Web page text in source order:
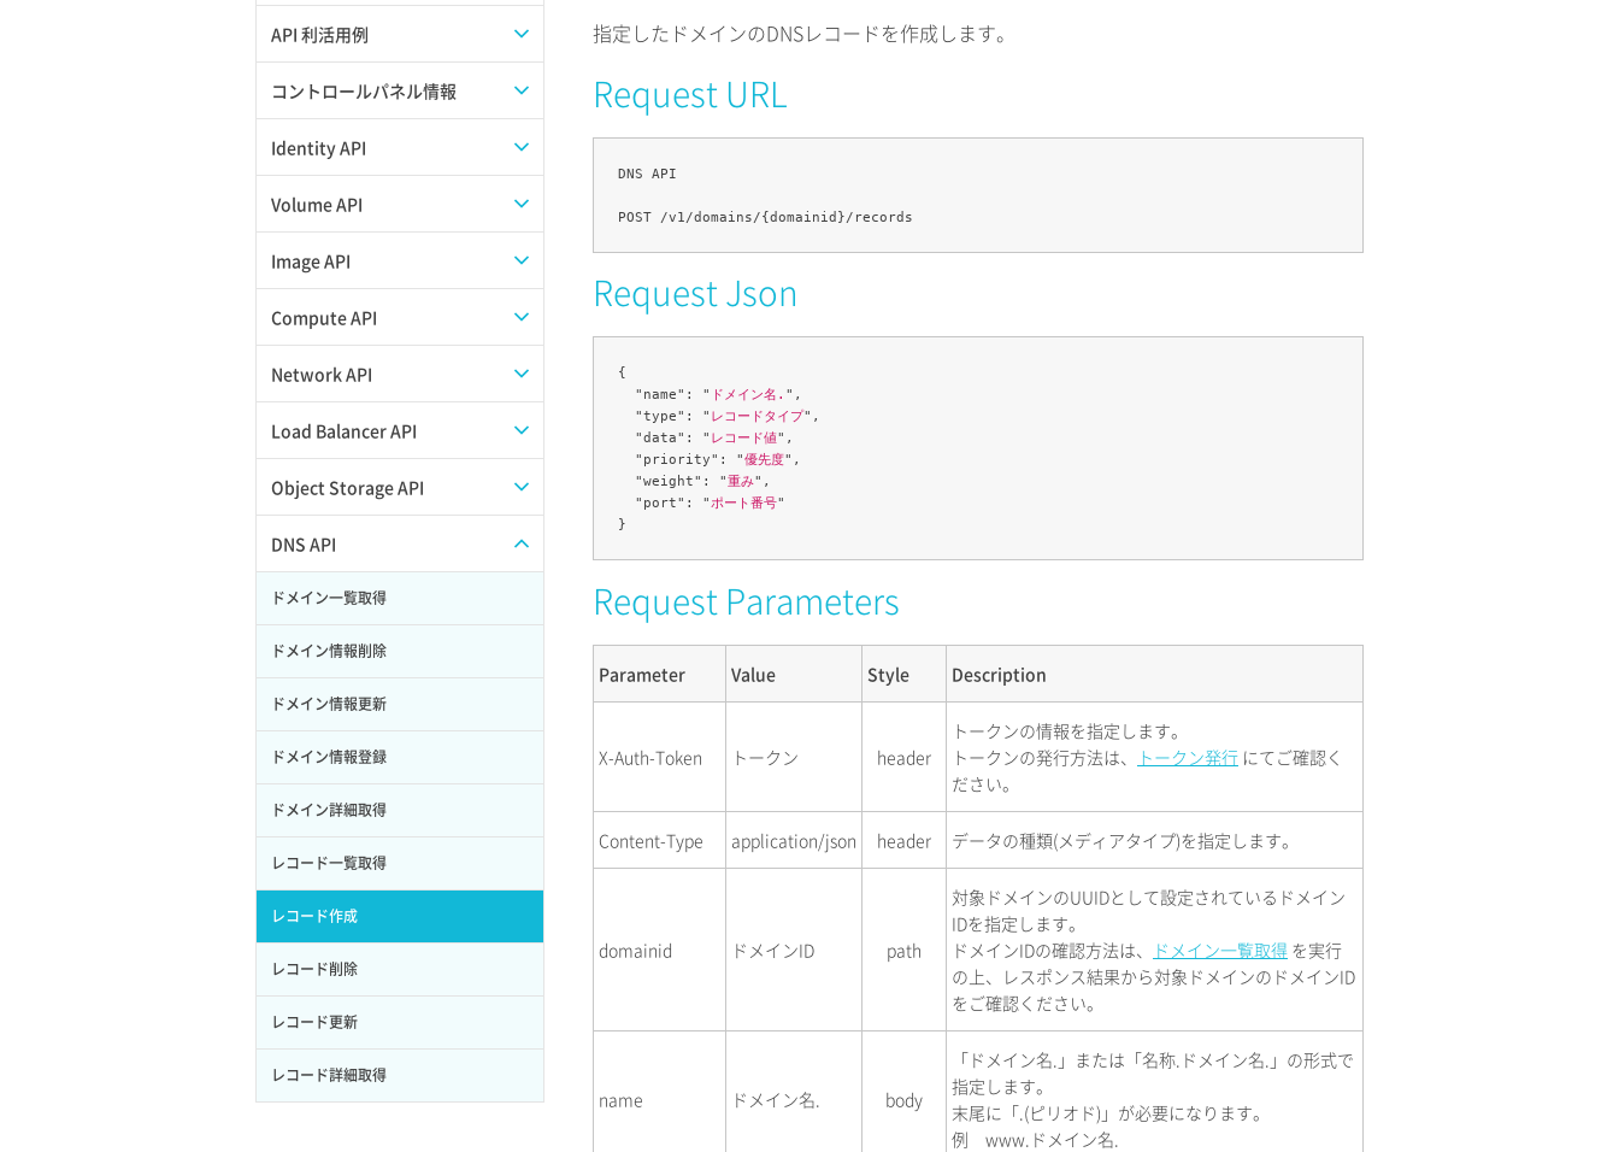
APIのご利用について
API 利活用例
APIでAPIサブユーザーを作成する
APIでVPSにISOイメージを挿入する
APIでVPSを作成する
コントロールパネル情報
APIユーザーを作成する
API情報を確認する
Identity API
Credential一覧取得
Credential作成
Credential削除
サブユーザーにロールを紐づけ
サブユーザー一覧取得
サブユーザー作成
サブユーザー削除
サブユーザー更新
サブユーザー詳細取得
トークン発行
パーミッション一覧取得
ロールからパーミッションを紐づけ解
除
ロールにパーミッションを紐づけ
ロール一覧取得
ロール作成
Volume API
スナップショット一覧取得
スナップショット作成
スナップショット削除
スナップショット詳細取得（アイテム
指定）
バックアップリストア
バックアップ一覧取得
バックアップ詳細一覧取得
バックアップ詳細取得
ボリュームイメージ保存
ボリュームタイプ一覧取得
ボリュームタイプ詳細取得
ボリューム一覧取得
ボリューム作成
ボリューム削除
Image API
ISOイメージアップロード
ISOイメージ作成
イメージ一覧取得
イメージ保存容量変更
イメージ削除
イメージ詳細取得
Compute API
ISOイメージ挿入/排出
SSHキーペア一覧取得
SSHキーペア作成
トワーク指定）
サーバーに紐づくセキュリティグルー
プ取得
サーバープラン一覧取得
Network API
QoSポリシー一覧取得
QoSポリシー詳細取得
サブネット一覧取得
サブネット作成（ローカルネットワー
ク用）
サブネット削除（ローカルネットワー
ク用）
サブネット詳細取得
セキュリティグループ ルール一覧取得
セキュリティグループ ルール作成
セキュリティグループ ルール削除
セキュリティグループ ルール詳細取得
セキュリティグループ一覧取得
セキュリティグループ作成
セキュリティグループ削除
Load Balancer API
プール一覧取得
プール作成
プール削除
プール更新
プール詳細取得
ヘルスモニタ一覧取得
ヘルスモニタ作成
ヘルスモニタ削除
ヘルスモニタ更新
ヘルスモニタ詳細取得
メンバー一覧
メンバー削除
Object Storage API
Web公開
アカウント容量設定
アカウント情報取得
オブジェクトアップロード
オブジェクトダウンロード
オブジェクトバージョン管理
オブジェクト一覧取得
オブジェクト削除
オブジェクト削除予約
オブジェクト複製
オブジェクト詳細取得
DNS API
ドメイン一覧取得
ドメイン情報削除
ドメイン情報更新
ドメイン情報登録
ドメイン詳細取得
レコード一覧取得
レコード作成
レコード削除
レコード更新
レコード詳細取得
指定したドメインのDNSレコードを作成します。
Request URL
DNS API
Request Json
{
  "name": "
ドメイン名. ",
  "type": "
レコードタイプ",
  "data": "
レコード値",
  "priority": "
優先度",
  "weight": "
重み",
  "port": "
ポート番号"
Request Parameters
Parameter Value Style Description
X-Auth-Token トークン header
トークンの情報を指定します。
トークンの発行方法は、
トークン発行 にてご確認く
ださい。
Content-Type application/json header データの種類(メディアタイプ)を指定します。
domainid ドメインID path
対象ドメインのUUIDとして設定されているドメイン
IDを指定します。
ドメインIDの確認方法は、
ドメイン一覧取得 を実行
の上、レスポンス結果から対象ドメインのドメインID
をご確認ください。
name ドメイン名. body
「ドメイン名.」または「名称.ドメイン名.」の形式で
指定します。
末尾に「.(ピリオド)」が必要になります。
例 www.ドメイン名.